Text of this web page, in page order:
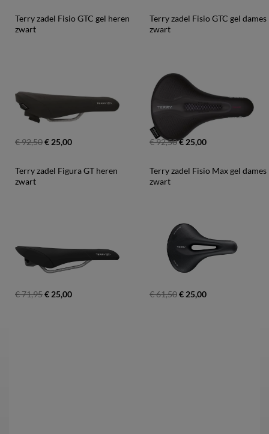
Terry zadel Fisio GTC gel heren
zwart
€ 92,50€ 25,00
Terry zadel Fisio GTC gel dames
zwart
€ 92,50€ 25,00
Terry zadel Figura GT heren
zwart
€ 71,95€ 25,00
Terry zadel Fisio Max gel dames
zwart
€ 61,50€ 25,00